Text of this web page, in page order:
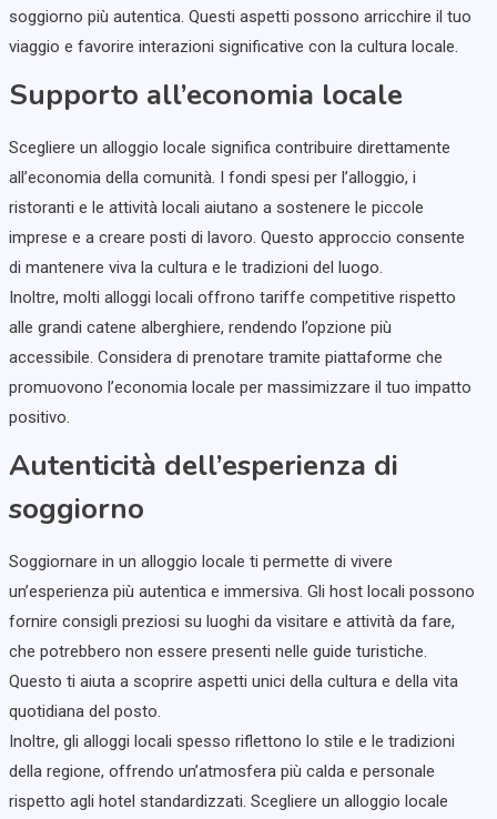
soggiorno più autentica. Questi aspetti possono arricchire il tuo
viaggio e favorire interazioni significative con la cultura locale.
Supporto all’economia locale
Scegliere un alloggio locale significa contribuire direttamente
all’economia della comunità. I fondi spesi per l’alloggio, i
ristoranti e le attività locali aiutano a sostenere le piccole
imprese e a creare posti di lavoro. Questo approccio consente
di mantenere viva la cultura e le tradizioni del luogo.
Inoltre, molti alloggi locali offrono tariffe competitive rispetto
alle grandi catene alberghiere, rendendo l’opzione più
accessibile. Considera di prenotare tramite piattaforme che
promuovono l’economia locale per massimizzare il tuo impatto
positivo.
Autenticità dell’esperienza di
soggiorno
Soggiornare in un alloggio locale ti permette di vivere
un’esperienza più autentica e immersiva. Gli host locali possono
fornire consigli preziosi su luoghi da visitare e attività da fare,
che potrebbero non essere presenti nelle guide turistiche.
Questo ti aiuta a scoprire aspetti unici della cultura e della vita
quotidiana del posto.
Inoltre, gli alloggi locali spesso riflettono lo stile e le tradizioni
della regione, offrendo un’atmosfera più calda e personale
rispetto agli hotel standardizzati. Scegliere un alloggio locale